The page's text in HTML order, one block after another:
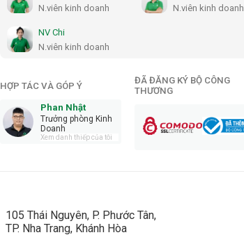
N.viên kinh doanh
N.viên kinh doanh
NV Chi
N.viên kinh doanh
HỢP TÁC VÀ GÓP Ý
Phan Nhật
Trưởng phòng Kinh
Doanh
Xem danh thiếp của tôi
ĐÃ ĐĂNG KÝ BỘ CÔNG
THƯƠNG
105 Thái Nguyên, P. Phước Tân,
TP. Nha Trang, Khánh Hòa